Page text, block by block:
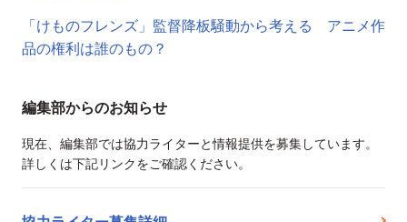
「けものフレンズ」監督降板騒動から考える アニメ作
品の権利は誰のもの？
編集部からのお知らせ
現在、編集部では協力ライターと情報提供を募集しています。
詳しくは下記リンクをご確認ください。